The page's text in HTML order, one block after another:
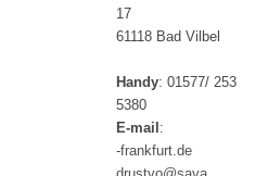
17
61118 Bad Vilbel
Handy: 01577/ 253
5380
E-mail :
ed.tr
ufkna
rf-